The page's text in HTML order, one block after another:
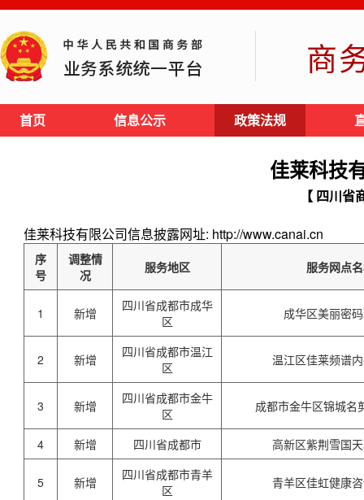
商
首页 信息公示 政策法规
佳莱科技
【 四川省
佳莱科技有限公司信息披露网址: http://www.canai.cn
序
号
调整情
况
服务地区 服务网点
1 新增
四川省成都市成华
区
成华区美丽密
2 新增
四川省成都市温江
区
温江区佳莱频谱
3 新增
四川省成都市金牛
区
成都市金牛区锦城名
4 新增 四川省成都市 高新区紫荆雪国
5 新增
四川省成都市青羊
区
青羊区佳虹健康